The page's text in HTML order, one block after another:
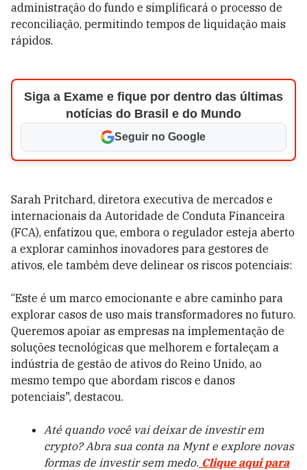
administração do fundo e simplificará o processo de
reconciliação, permitindo tempos de liquidação mais
rápidos.
Siga a Exame e fique por dentro das últimas
notícias do Brasil e do Mundo
Seguir no Google
Sarah Pritchard, diretora executiva de mercados e
internacionais da Autoridade de Conduta Financeira
(FCA), enfatizou que, embora o regulador esteja aberto
a explorar caminhos inovadores para gestores de
ativos, ele também deve delinear os riscos potenciais:
“Este é um marco emocionante e abre caminho para
explorar casos de uso mais transformadores no futuro.
Queremos apoiar as empresas na implementação de
soluções tecnológicas que melhorem e fortaleçam a
indústria de gestão de ativos do Reino Unido, ao
mesmo tempo que abordam riscos e danos
potenciais", destacou.
Até quando você vai deixar de investir em
crypto? Abra sua conta na Mynt e explore novas
formas de investir sem medo. Clique aqui para